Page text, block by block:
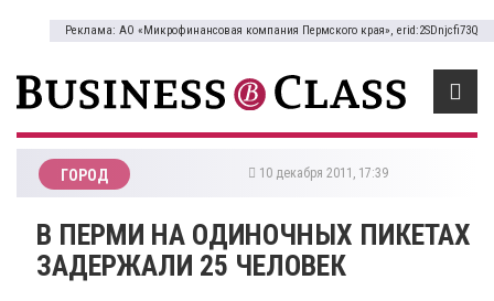
Реклама: АО «Микрофинансовая компания Пермского края», erid:2SDnjcfi73Q
ГОРОД 10 декабря 2011, 17:39
В ПЕРМИ НА ОДИНОЧНЫХ ПИКЕТАХ
ЗАДЕРЖАЛИ 25 ЧЕЛОВЕК